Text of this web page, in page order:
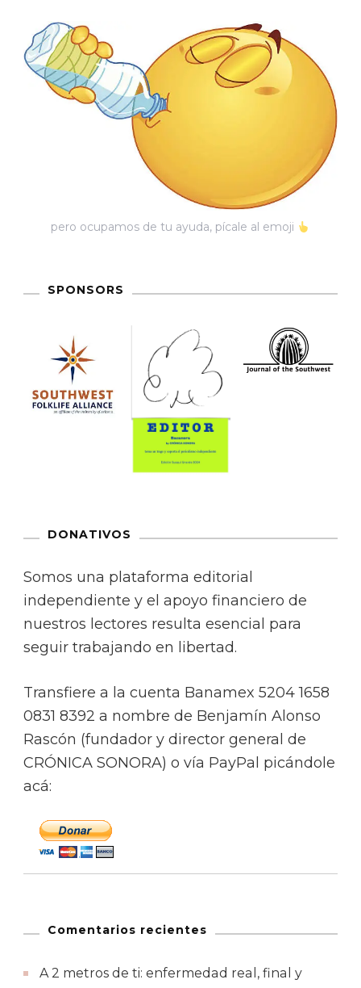
pero ocupamos de tu ayuda, pícale al emoji
SPONSORS
DONATIVOS
Somos una plataforma editorial
independiente y el apoyo financiero de
nuestros lectores resulta esencial para
seguir trabajando en libertad.
Transfiere a la cuenta Banamex 5204 1658
0831 8392 a nombre de Benjamín Alonso
Rascón (fundador y director general de
CRÓNICA SONORA) o vía PayPal picándole
acá:
Comentarios recientes
A 2 metros de ti: enfermedad real, final y